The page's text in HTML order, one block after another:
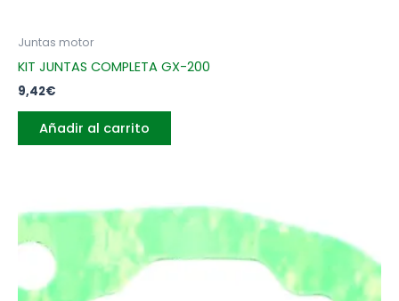
Juntas motor
KIT JUNTAS COMPLETA GX-200
9,42€
Añadir al carrito